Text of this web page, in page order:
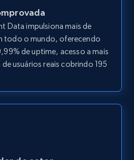
Comece grátis
Title, Headline, Post
more.
Data impulsiona mais de
todo o mundo, oferecendo
de uptime, acesso a mais
de usuários reais cobrindo 195